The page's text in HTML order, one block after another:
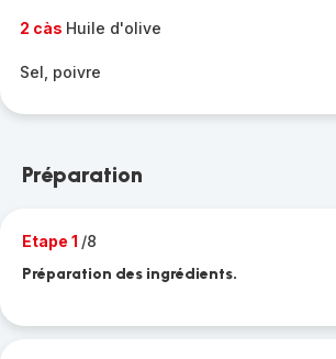
2 càs Huile d'olive
Sel, poivre
Préparation
Etape 1 /8
Préparation des ingrédients.